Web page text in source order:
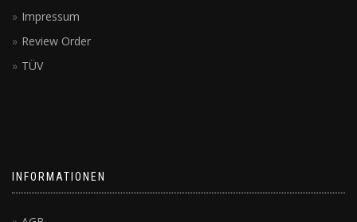
Impressum
Review Order
TÜV
INFORMATIONEN